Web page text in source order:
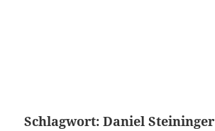
Schlagwort:Daniel Steininger